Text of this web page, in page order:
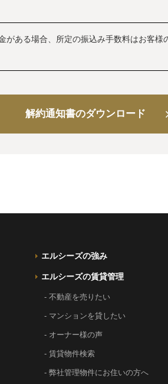
ある場合、所定の振込み手数料はお客様
解約通知書のダウンロード
エルシーズの強み
エルシーズの賃貸管理
- 不動産を売りたい
- マンションを貸したい
- オーナー様の声
- 賃貸物件検索
- 弊社管理物件にお住いの方へ